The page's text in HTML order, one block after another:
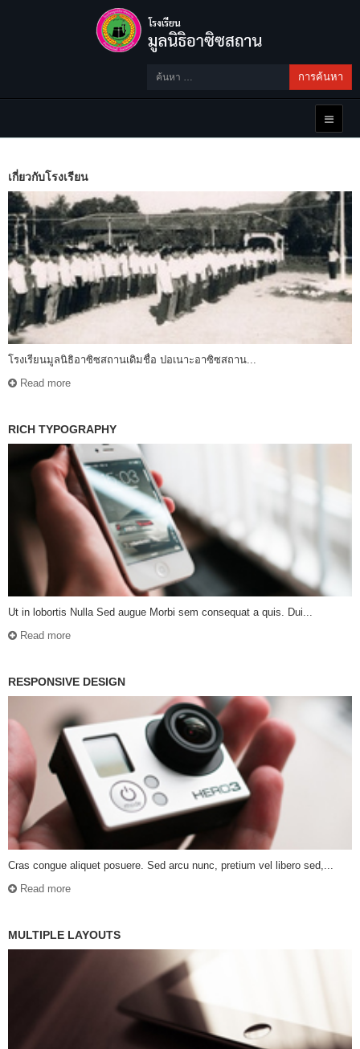
การค้นหา
เกี่ยวกับโรงเรียน
โรงเรียนมูลนิธิอาซิซสถานเดิมชื่อ ปอเนาะอาซิซสถาน...
Read more
RICH TYPOGRAPHY
Ut in lobortis Nulla Sed augue Morbi sem consequat a quis. Dui...
Read more
RESPONSIVE DESIGN
Cras congue aliquet posuere. Sed arcu nunc, pretium vel libero sed,...
Read more
MULTIPLE LAYOUTS